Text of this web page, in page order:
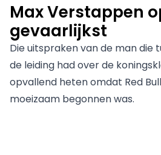
Max Verstappen
gevaarlijkst
Die uitspraken van de man die
de leiding had over de
opvallend heten omdat Red
moeizaam begonnen was.